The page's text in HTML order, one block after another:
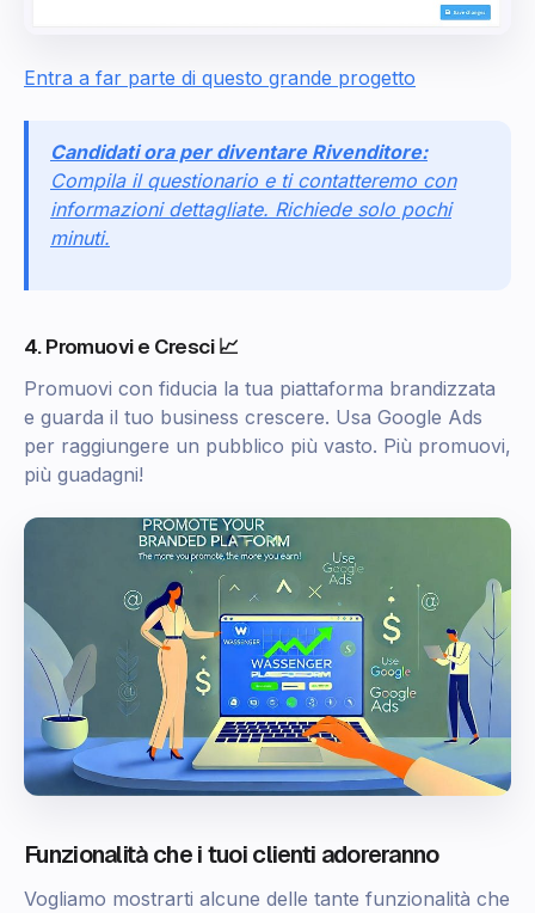
Entra a far parte di questo grande progetto
Candidati ora per diventare Rivenditore:
Compila il questionario e ti contatteremo con
informazioni dettagliate. Richiede solo pochi
minuti.
4. Promuovi e Cresci 📈
Promuovi con fiducia la tua piattaforma brandizzata
e guarda il tuo business crescere. Usa Google Ads
per raggiungere un pubblico più vasto. Più promuovi,
più guadagni!
Funzionalità che i tuoi clienti adoreranno
Vogliamo mostrarti alcune delle tante funzionalità che